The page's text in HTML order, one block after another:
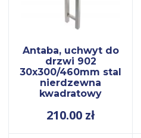
Antaba, uchwyt do
drzwi 902
30x300/460mm stal
nierdzewna
kwadratowy
210.00 zł